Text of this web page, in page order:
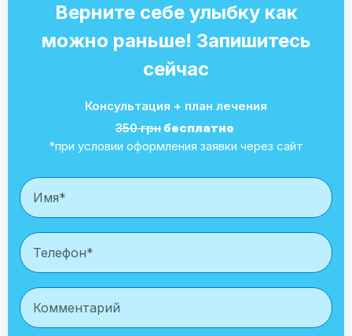
Верните себе улыбку как
можно раньше! Запишитесь
сейчас
Консультация + план лечения
350 грн бесплатно
*при условии оформления заявки через сайт